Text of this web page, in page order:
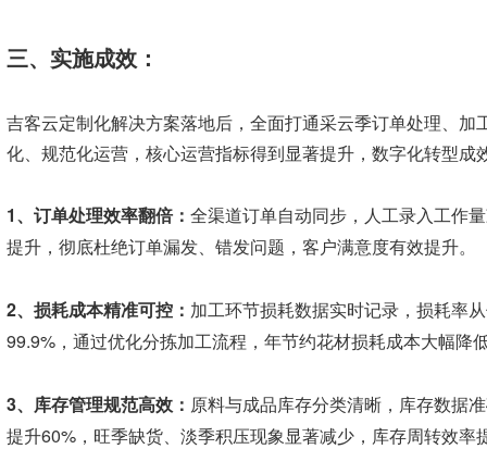
三、实施成效：
吉客云定制化解决方案落地后，全面打通采云季订单处理、
化、规范化运营，核心运营指标得到显著提升，数字化转型成
1、订单处理效率翻倍： 全渠道订单自动同步，人工录入工作
提升，彻底杜绝订单漏发、错发问题，客户满意度有效提升。
2、损耗成本精准可控： 加工环节损耗数据实时记录，损耗率
99.9%，通过优化分拣加工流程，年节约花材损耗成本大幅
3、库存管理规范高效： 原料与成品库存分类清晰，库存数据
提升60%，旺季缺货、淡季积压现象显著减少，库存周转效率